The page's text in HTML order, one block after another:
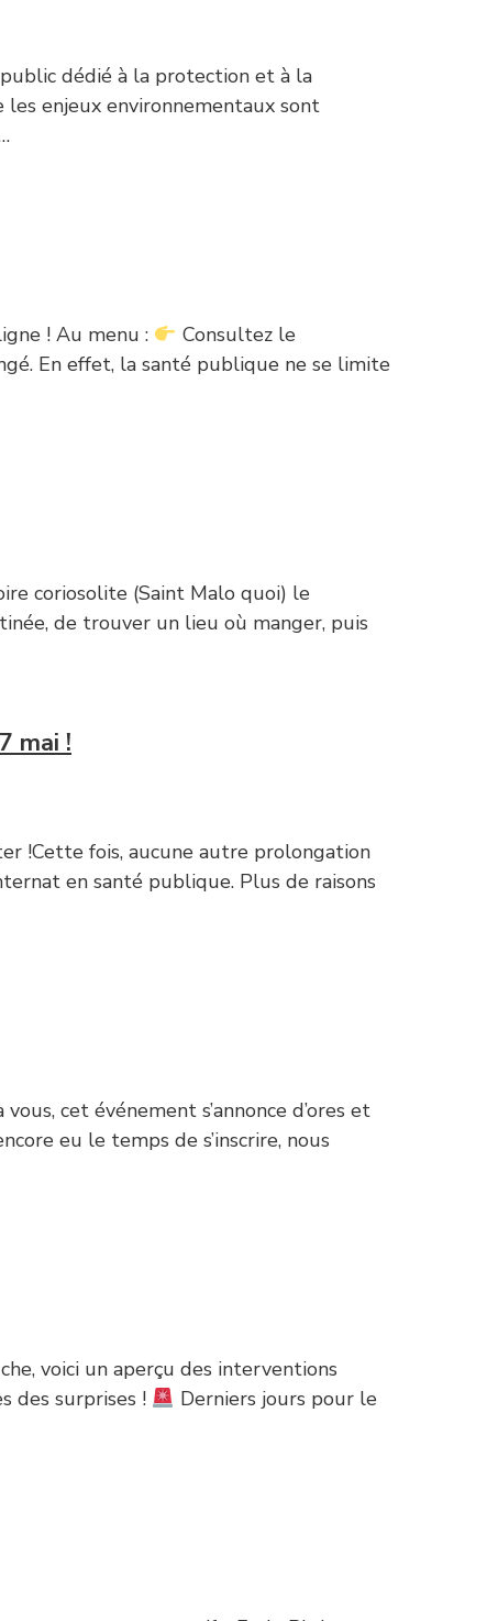
public dédié à la protection et à la
les enjeux environnementaux sont
! Au menu :
Consultez le
En effet, la santé publique ne se limite
coriosolite (Saint Malo quoi) le
de trouver un lieu où manger, puis
mai !
!Cette fois, aucune autre prolongation
en santé publique. Plus de raisons
cet événement s’annonce d’ores et
eu le temps de s’inscrire, nous
voici un aperçu des interventions
des surprises !
Derniers jours pour le